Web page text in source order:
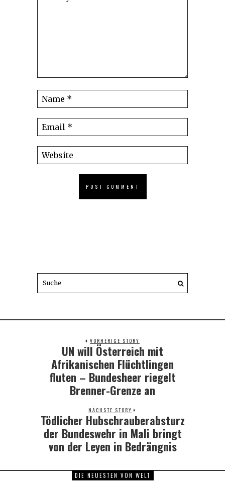
VORHERIGE STORY
Previous
post:
UN will Österreich mit
Afrikanischen Flüchtlingen
fluten – Bundesheer riegelt
Brenner-Grenze an
NÄCHSTE STORY
Next
post:
Tödlicher Hubschrauberabsturz
der Bundeswehr in Mali bringt
von der Leyen in Bedrängnis
DIE NEUESTEN VON WELT